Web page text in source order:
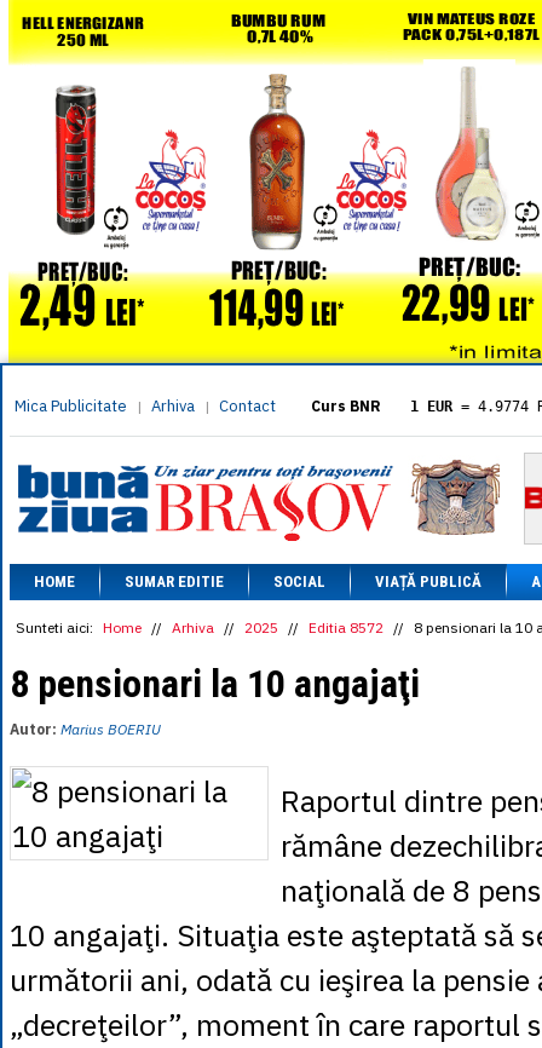
Mica Publicitate | Arhiva | Contact Curs BNR 1 EUR = 4.9774
= 5.8304
1 XAU= 464.4611
1 AED= 1.1933
1 AUD= 2.7957
1 BGN= 2.5449
1 CAD= 3.1559
1 CHF= 5.2813
1 CNY= 0.6015
1 DKK
1 MDL= 0.2538
= 0.2227
1 NOK= 0.4191
1 PLN = 1.1646
= 0.0425
1 RUB= 0.0530
1 SEK = 0.4526
1 TRY= 0.1141
1 UAH= 0.1048
1 XDR = 5.9383
1 ZAR= 0.2318
HOME SUMAR EDITIE SOCIAL VIAȚĂ PUBLICĂ
Sunteti aici: Home // Arhiva // 2025 // Editia 8572 // 8 pensionari la 10
8 pensionari la 10 angajaţi
Autor: Marius BOERIU
Raportul dintre
rămâne
naţională de 8
10 angajaţi. Situaţia este aşteptată să
următorii ani, odată cu ieşirea la pensie
„decreţeilor”, moment în care raportul